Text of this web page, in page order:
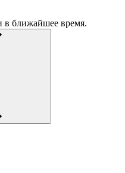
в ближайшее время.